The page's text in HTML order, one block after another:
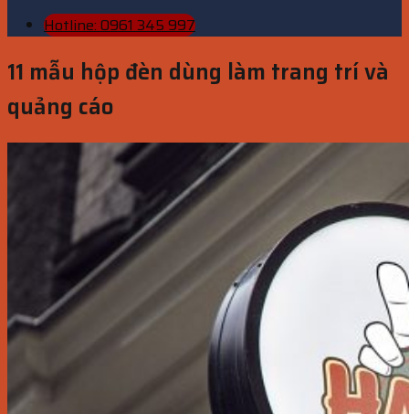
Hotline: 0961 345 997
11 mẫu hộp đèn dùng làm trang trí và
quảng cáo